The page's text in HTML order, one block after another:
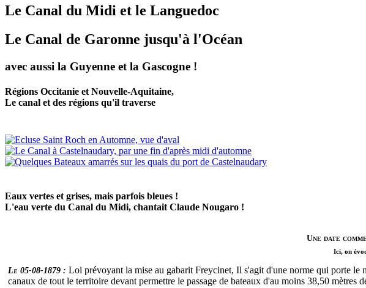
Le Canal du Midi et le Languedoc
Le Canal de Garonne jusqu'à l'Océan
avec aussi la Guyenne et la Gascogne !
Régions Occitanie et Nouvelle-Aquitaine,
Le canal et des régions qu'il traverse
Eaux vertes et grises, mais parfois bleues !
L'eau verte du Canal du Midi, chantait Claude Nougaro !
Une date
Ici, on
Le 05-08-1879 : Loi prévoyant la mise au gabarit Freycinet, Il s'agit d'une norme qui porte le
canaux de tout le territoire devant permettre le passage de bateaux d'au moins 38,50